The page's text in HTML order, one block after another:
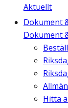
Aktuellt
Dokument
Dokument
Hitta